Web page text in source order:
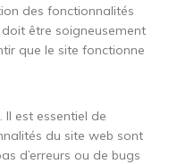
des fonctionnalités
être soigneusement
que le site fonctionne
Il est essentiel de
du site web sont
d’erreurs ou de bugs